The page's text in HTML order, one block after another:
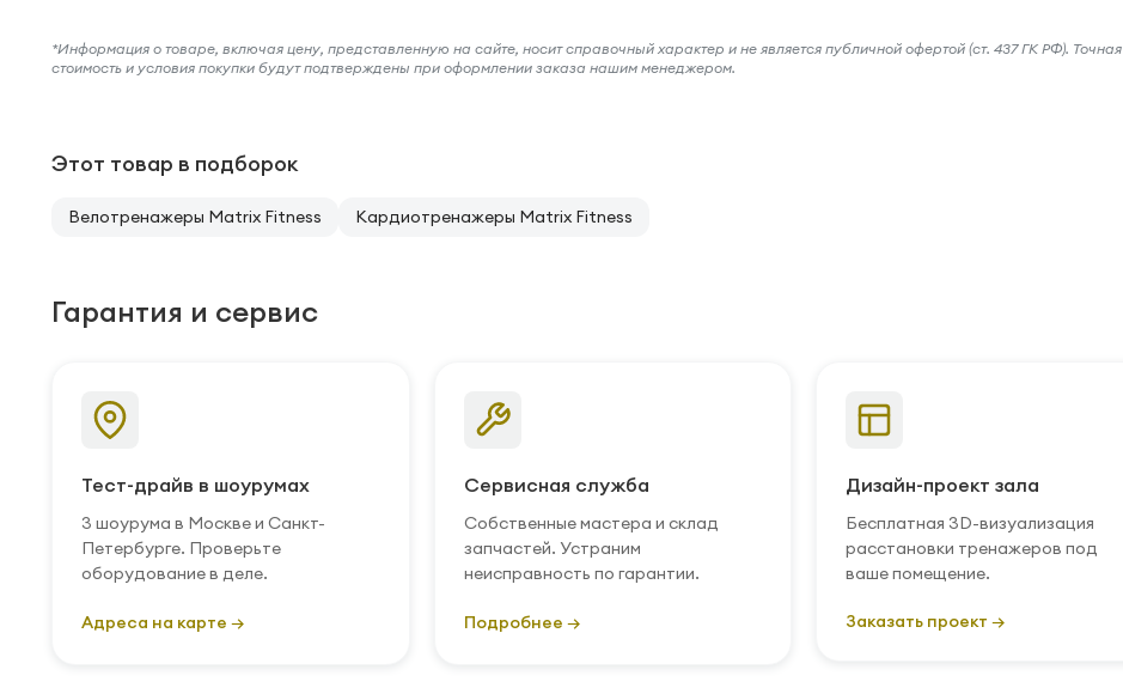
*Информация о товаре, включая цену, представленную на сайте, носит справочный характер и не является публичной офертой (ст. 437 ГК РФ). Точная
стоимость и условия покупки будут подтверждены при оформлении заказа нашим менеджером.
Этот товар в подборок
Велотренажеры Matrix Fitness Кардиотренажеры Matrix Fitness
Гарантия и сервис
Тест-драйв в шоурумах
3 шоурума в Москве и Санкт-
Петербурге. Проверьте
оборудование в деле.
Адреса на карте →
Сервисная служба
Собственные мастера и склад
запчастей. Устраним
неисправность по гарантии.
Подробнее →
Дизайн-проект зала
Бесплатная 3D-визуализация
расстановки тренажеров под
ваше помещение.
Заказать проект →